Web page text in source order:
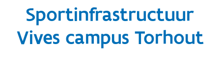
Sportinfrastructuur
Vives campus Torhout